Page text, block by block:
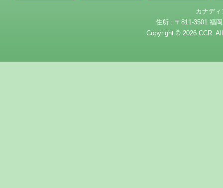
カナデ
住所 : 〒811-3501 福
Copyright © 2026 CCR.